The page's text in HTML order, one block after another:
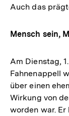
Auch das
Mensch sein,
Am Dienstag,
Fahnenappell
über einen
Wirkung von
worden war.